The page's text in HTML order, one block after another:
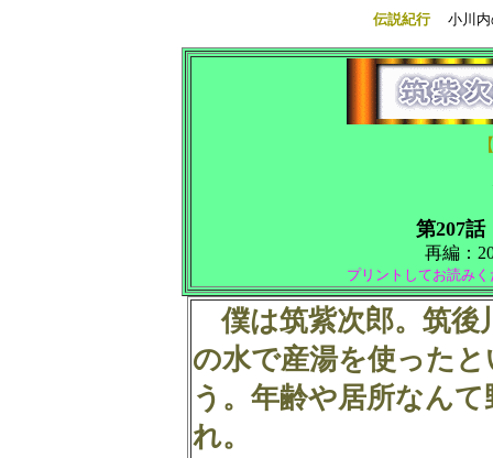
伝説紀行 小川
第207
再編：
プリントしてお読み
僕は筑紫次郎。筑後
の水で産湯を使った
う。年齢や居所なん
れ。